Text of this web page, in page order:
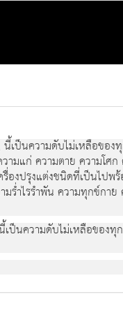
นี้เปนความดับไมเหลือขอ
ามแก ความตาย ความโศ
องปรุงแตงชนิดที่เปนไปพร
ร่ำไรรําพัน ความทุกขกา
เปนความดับไมเหลือของ